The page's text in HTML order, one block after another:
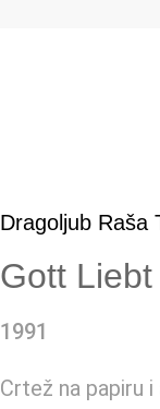
Dragoljub Raša
Gott
1991
Crtež na papiru i